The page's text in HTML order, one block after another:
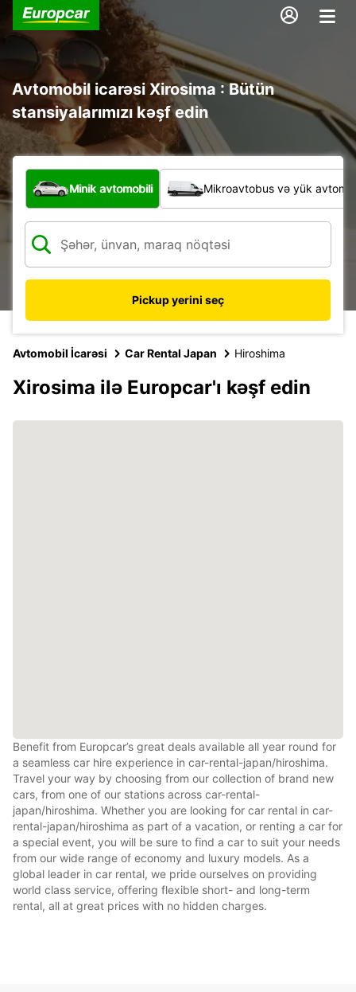
Avtomobil icarəsi Xirosima : Bütün
stansiyalarımızı kəşf edin
Hansı növ nəqliyyat vasitəsi?
Minik avtomobili Mikroavtobus və yük
Pickup yerini seç
Avtomobil İcarəsi Car Rental Japan Hiroshima
Xirosima ilə Europcar'ı kəşf edin
Benefit from Europcar’s great deals available all year round for
a seamless car hire experience in car-rental-japan/hiroshima.
Travel your way by choosing from our collection of brand new
cars, from one of our stations across car-rental-
japan/hiroshima. Whether you are looking for car rental in car-
rental-japan/hiroshima as part of a vacation, or renting a car for
a special event, you will be sure to find a car to suit your needs
from our wide range of economy and luxury models. As a
global leader in car rental, we pride ourselves on providing
world class service, offering flexible short- and long-term
rental, all at great prices with no hidden charges.